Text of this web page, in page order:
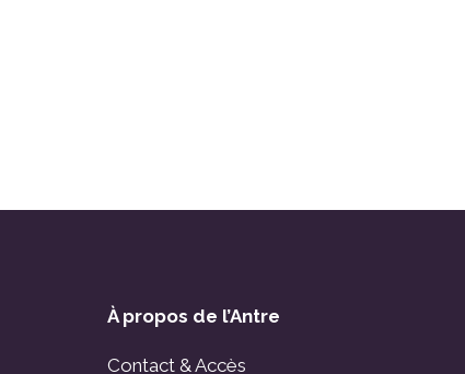
À propos de l’Antre
Contact & Accès